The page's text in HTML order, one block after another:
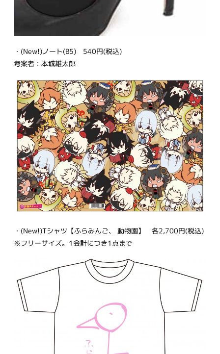
・(New!)ノート(B5) 540円(税込)
考案者：本城雄太郎
・(New!)Tシャツ【ふらみんご、 動物園】 各2,700円(税込)
※フリーサイズ。1会計につき1点まで